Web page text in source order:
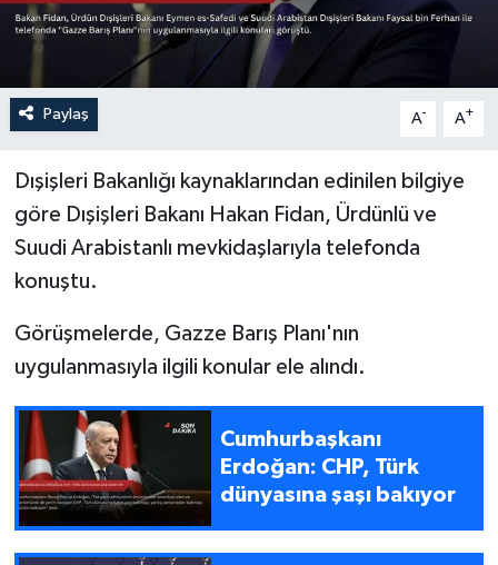
Paylaş A- A+
Dışişleri Bakanlığı kaynaklarından edinilen bilgiye
göre Dışişleri Bakanı Hakan Fidan, Ürdünlü ve
Suudi Arabistanlı mevkidaşlarıyla telefonda
konuştu.
Görüşmelerde, Gazze Barış Planı'nın
uygulanmasıyla ilgili konular ele alındı.
Cumhurbaşkanı
Erdoğan: CHP, Türk
dünyasına şaşı bakıyor